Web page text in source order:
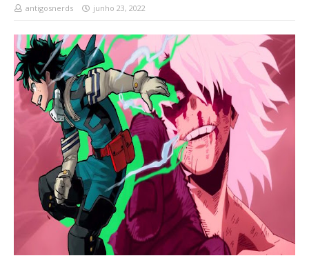
antigosnerds junho 23, 2022